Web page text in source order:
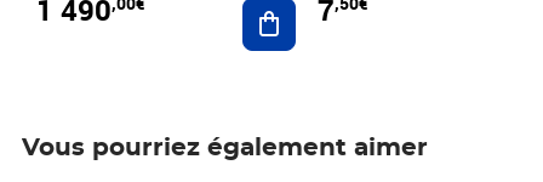
1 490 Ajouter au panier
7
Vous pourriez également aimer